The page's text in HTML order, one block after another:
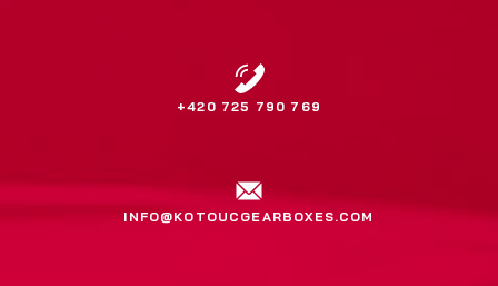
+420 725 790 769
INFO@KOTOUCGEARBOXES.COM